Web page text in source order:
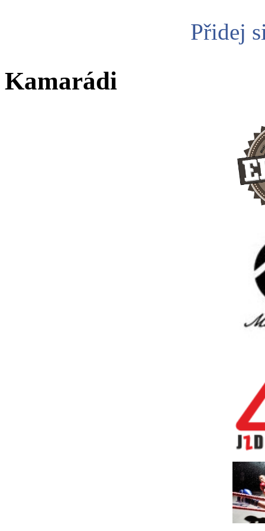
Přidej
Kamarádi